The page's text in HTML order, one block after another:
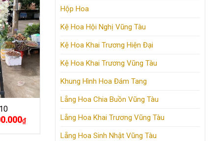
Hộp Hoa
Kệ Hoa Hội Nghị Vũng Tàu
Kệ Hoa Khai Trương Hiện Đại
Kệ Hoa Khai Trương Vũng Tàu
Khung Hình Hoa Đám Tang
Lẵng Hoa Chia Buồn Vũng Tàu
Lẵng Hoa Khai Trương Vũng Tàu
Lẵng Hoa Sinh Nhật Vũng Tàu
₫Giá
hiện
tại